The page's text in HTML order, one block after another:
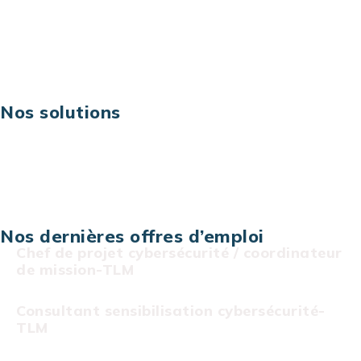
Nos solutions
Nos dernières offres d’emploi
Chef de projet cybersécurité / coordinateur